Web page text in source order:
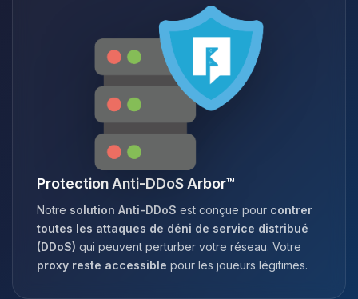
Protection Anti-DDoS Arbor™
Notre solution Anti-DDoS est conçue pour contrer
toutes les attaques de déni de service distribué
(DDoS) qui peuvent perturber votre réseau. Votre
proxy reste accessible pour les joueurs légitimes.